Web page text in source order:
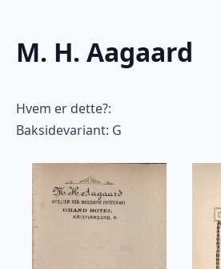
M. H. Aagaard
Hvem er dette?:
Baksidevariant: G